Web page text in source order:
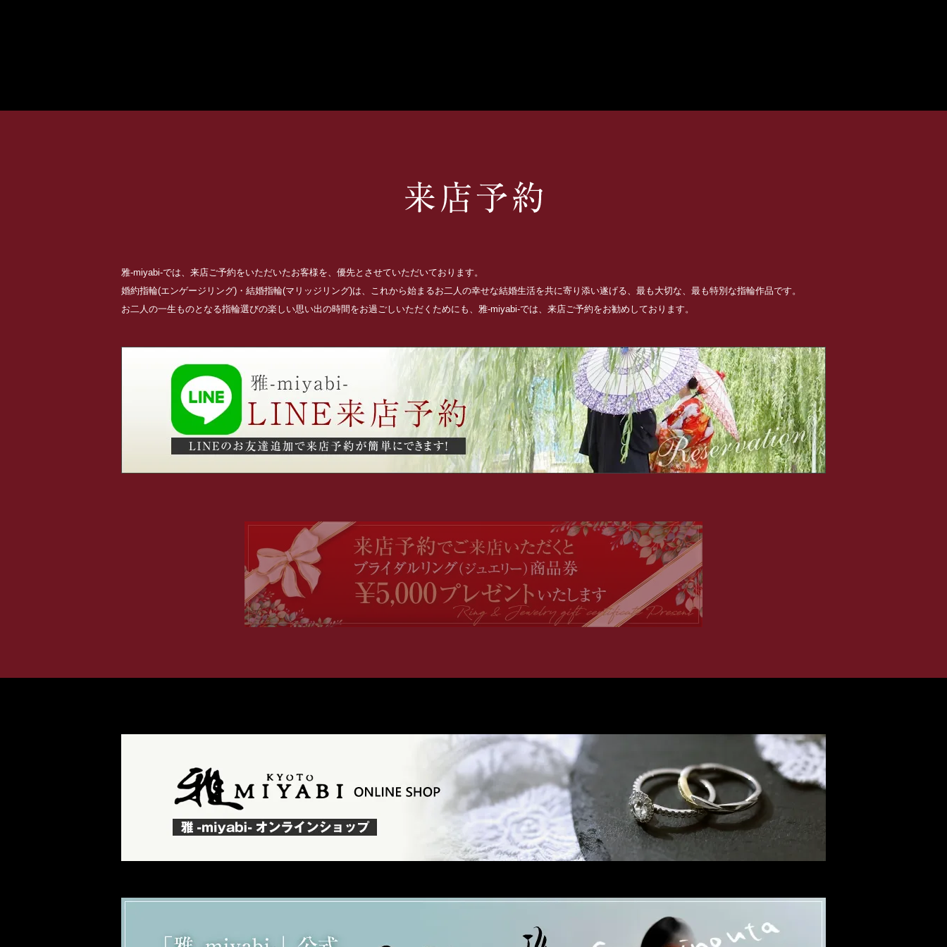
雅-miyabi-では、来店ご予約をいただいたお客様を、優先とさせていただいております。
婚約指輪(エンゲージリング)・結婚指輪(マリッジリング)は、これから始まるお二人の幸せな結婚生活を共に寄り添い遂げる、最も大切な、最も特別な指輪作品です。
お二人の一生ものとなる指輪選びの楽しい思い出の時間をお過ごしいただくためにも、雅-miyabi-では、来店ご予約をお勧めしております。